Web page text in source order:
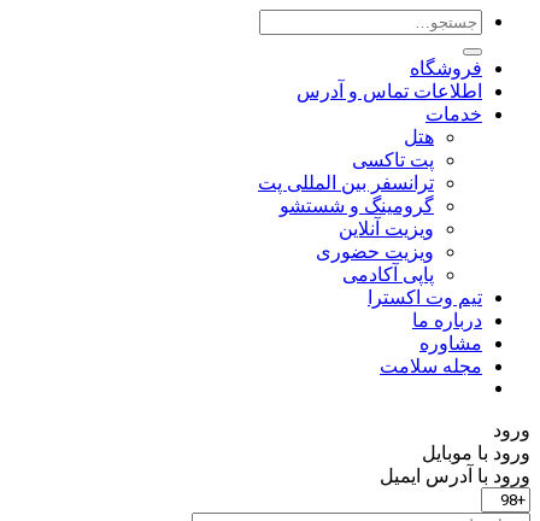
جستجو
فروشگاه
اطلاعات تماس و آدرس
خدمات
هتل
پت تاکسی
ترانسفر بین المللی پت
گرومینگ و شستشو
ویزیت آنلاین
ویزیت حضوری
پاپی آکادمی
تیم وت اکسترا
درباره ما
مشاوره
مجله سلامت
ورود
ورود با موبایل
ورود با ‫آدرس ایمیل